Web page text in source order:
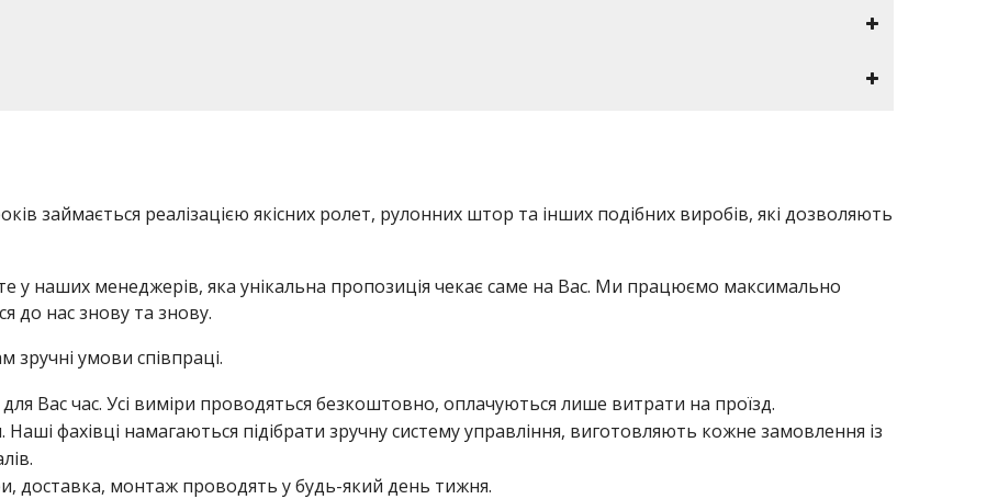
займається реалізацією якісних ролет, рулонних штор та інших подібних виробів, які дозволяють
у наших менеджерів, яка унікальна пропозиція чекає саме на Вас. Ми працюємо максимально
до нас знову та знову.
умови співпраці.
Вас час. Усі виміри проводяться безкоштовно, оплачуються лише витрати на проїзд.
фахівці намагаються підібрати зручну систему управління, виготовляють кожне замовлення із
доставка, монтаж проводять у будь-який день тижня.